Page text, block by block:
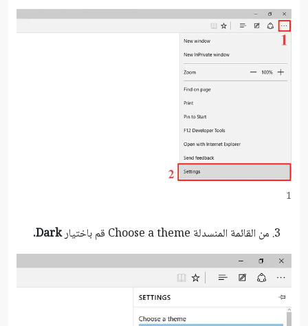
1
من القائمة المنسدلة Choose a theme قم باختيار Dark.